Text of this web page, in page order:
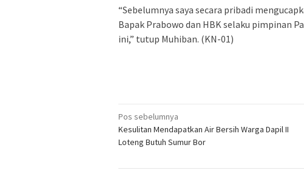
“Sebelumnya saya secara pribadi
Bapak Prabowo dan HBK selaku pimpinan
ini,” tutup Muhiban. (KN-01)
Navigasi
pos
Pos sebelumnya
Kesulitan Mendapatkan Air Bersih Warga Dapil II
Loteng Butuh Sumur Bor